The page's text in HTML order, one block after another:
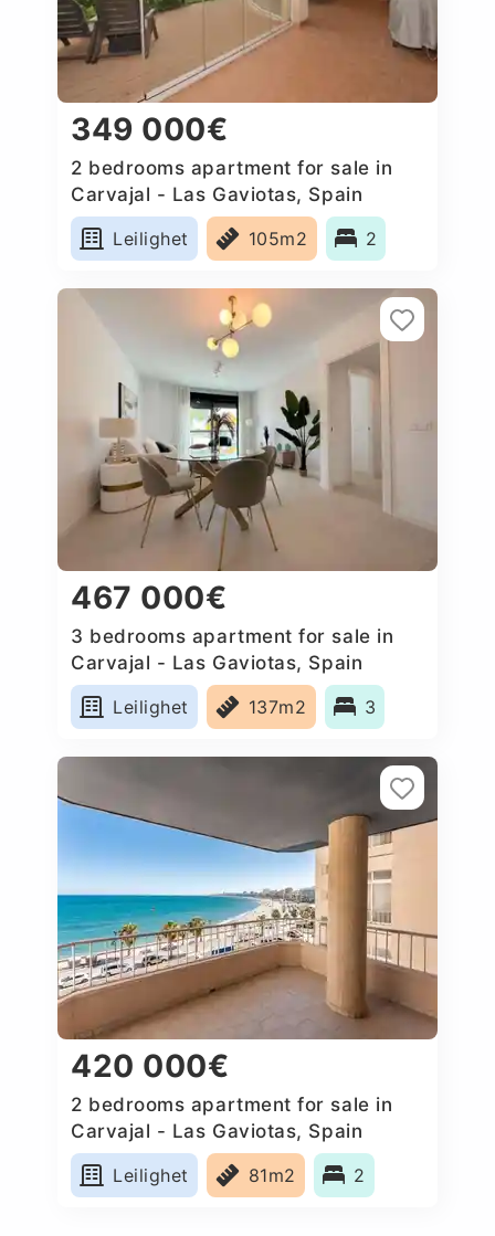
349 000€
2 bedrooms apartment for sale in
Carvajal - Las Gaviotas, Spain
Leilighet
105m2 2
467 000€
3 bedrooms apartment for sale in
Carvajal - Las Gaviotas, Spain
Leilighet
137m2 3
420 000€
2 bedrooms apartment for sale in
Carvajal - Las Gaviotas, Spain
Leilighet
81m2 2